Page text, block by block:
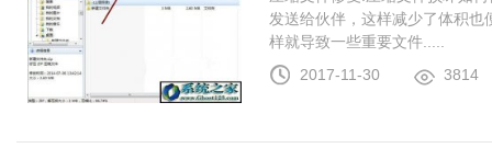
发送给伙伴，这样减少了体积
样就导致一些重要文件.....
2017-11-30
3814